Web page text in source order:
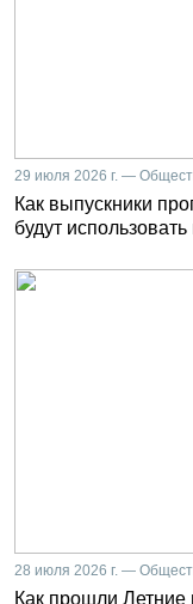
29 июля 2026 г. —
Как выпускники
будут
28 июля 2026 г. —
Как прошли